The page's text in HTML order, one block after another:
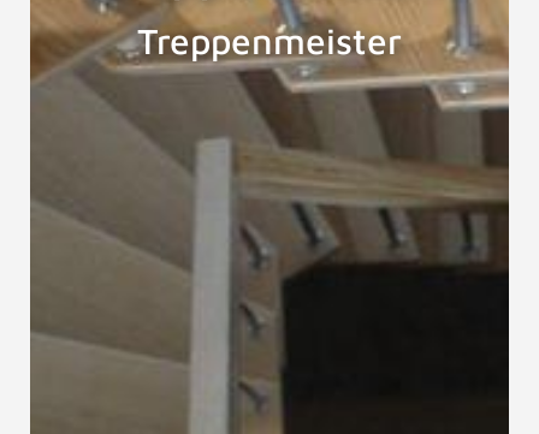
Treppenmeister